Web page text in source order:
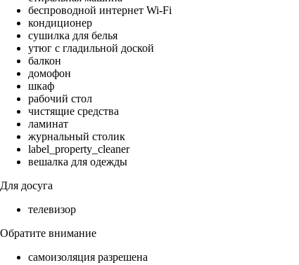
беспроводной интернет Wi-Fi
кондиционер
сушилка для белья
утюг с гладильной доской
балкон
домофон
шкаф
рабочий стол
чистящие средства
ламинат
журнальный столик
label_property_cleaner
вешалка для одежды
Для досуга
телевизор
Обратите внимание
самоизоляция разрешена